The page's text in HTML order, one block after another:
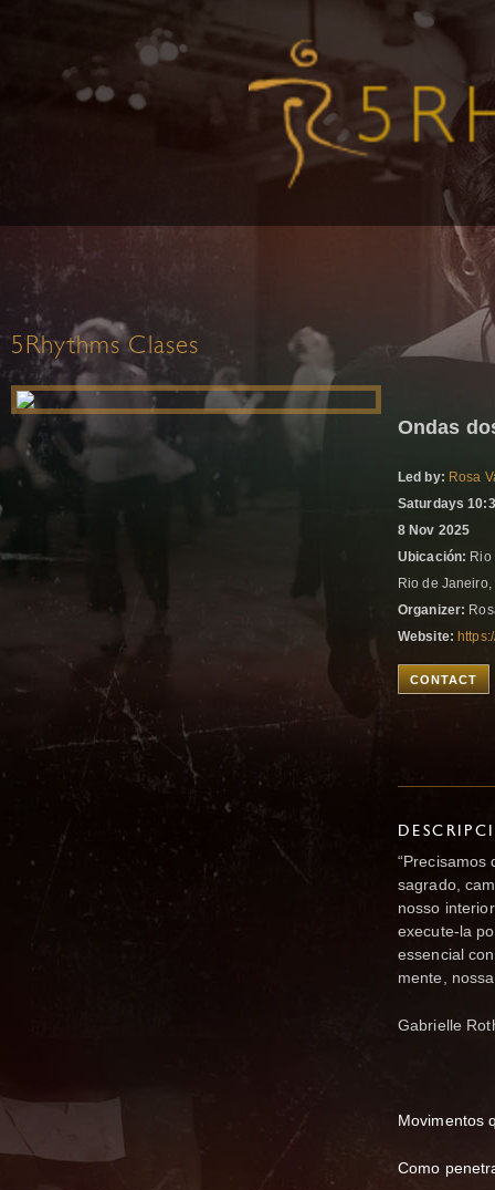
5Rhythms Clases
Ondas
Led by: Rosa
Saturdays
8 Nov 2025
Ubicación: Rio
Rio de
Organizer:
Website:
CONTACT
“Precisamos
sagrado,
nosso
execute-la
essencial
mente,
Gabrielle
Movimentos
Como